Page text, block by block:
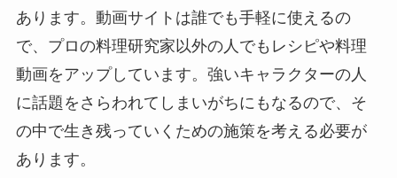
あります。動画サイトは誰でも手軽に使えるの
で、プロの料理研究家以外の人でもレシピや料理
動画をアップしています。強いキャラクターの人
に話題をさらわれてしまいがちにもなるので、そ
の中で生き残っていくための施策を考える必要が
あります。